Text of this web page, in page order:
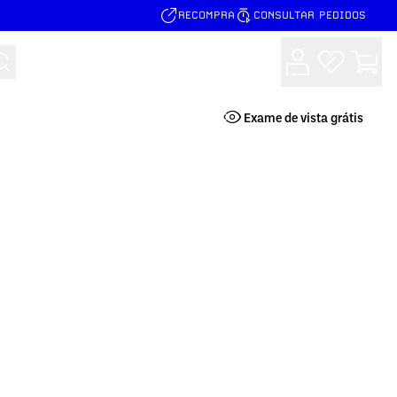
RECOMPRA CONSULTAR PEDIDOS
Exame de vista grátis